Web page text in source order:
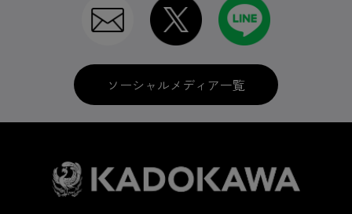
ソーシャルメディア一覧